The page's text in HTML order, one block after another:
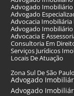
Advogado
Advogado
Advocacia Imobiliária
Advogado
Advocacia E
Consultoria Em
Serviços Jurídicos
Locais De Atuação
Zona Sul De São Paulo
Advogado
Advogado